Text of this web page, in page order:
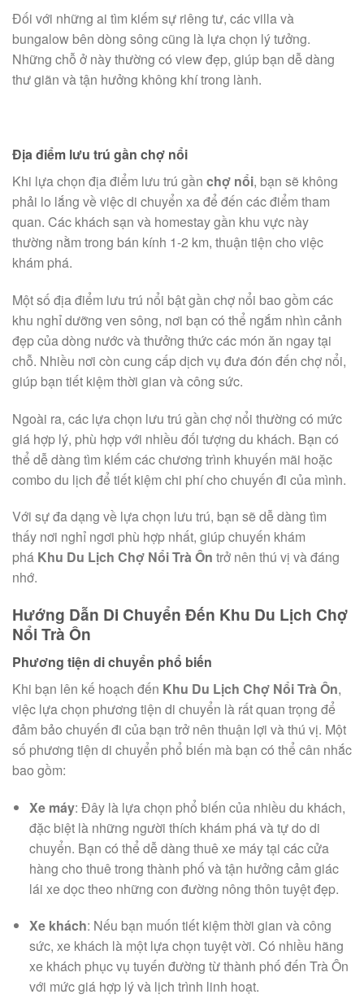
Đối với những ai tìm kiếm sự riêng tư, các villa và
bungalow bên dòng sông cũng là lựa chọn lý tưởng.
Những chỗ ở này thường có view đẹp, giúp bạn dễ dàng
thư giãn và tận hưởng không khí trong lành.
Địa điểm lưu trú gần chợ nổi
Khi lựa chọn địa điểm lưu trú gần chợ nổi, bạn sẽ không
phải lo lắng về việc di chuyển xa để đến các điểm tham
quan. Các khách sạn và homestay gần khu vực này
thường nằm trong bán kính 1-2 km, thuận tiện cho việc
khám phá.
Một số địa điểm lưu trú nổi bật gần chợ nổi bao gồm các
khu nghỉ dưỡng ven sông, nơi bạn có thể ngắm nhìn cảnh
đẹp của dòng nước và thưởng thức các món ăn ngay tại
chỗ. Nhiều nơi còn cung cấp dịch vụ đưa đón đến chợ nổi,
giúp bạn tiết kiệm thời gian và công sức.
Ngoài ra, các lựa chọn lưu trú gần chợ nổi thường có mức
giá hợp lý, phù hợp với nhiều đối tượng du khách. Bạn có
thể dễ dàng tìm kiếm các chương trình khuyến mãi hoặc
combo du lịch để tiết kiệm chi phí cho chuyến đi của mình.
Với sự đa dạng về lựa chọn lưu trú, bạn sẽ dễ dàng tìm
thấy nơi nghỉ ngơi phù hợp nhất, giúp chuyến khám
phá Khu Du Lịch Chợ Nổi Trà Ôn trở nên thú vị và đáng
nhớ.
Hướng Dẫn Di Chuyển Đến Khu Du Lịch Chợ
Nổi Trà Ôn
Phương tiện di chuyển phổ biến
Khi bạn lên kế hoạch đến Khu Du Lịch Chợ Nổi Trà Ôn,
việc lựa chọn phương tiện di chuyển là rất quan trọng để
đảm bảo chuyến đi của bạn trở nên thuận lợi và thú vị. Một
số phương tiện di chuyển phổ biến mà bạn có thể cân nhắc
bao gồm:
Xe máy: Đây là lựa chọn phổ biến của nhiều du khách,
đặc biệt là những người thích khám phá và tự do di
chuyển. Bạn có thể dễ dàng thuê xe máy tại các cửa
hàng cho thuê trong thành phố và tận hưởng cảm giác
lái xe dọc theo những con đường nông thôn tuyệt đẹp.
Xe khách: Nếu bạn muốn tiết kiệm thời gian và công
sức, xe khách là một lựa chọn tuyệt vời. Có nhiều hãng
xe khách phục vụ tuyến đường từ thành phố đến Trà Ôn
với mức giá hợp lý và lịch trình linh hoạt.